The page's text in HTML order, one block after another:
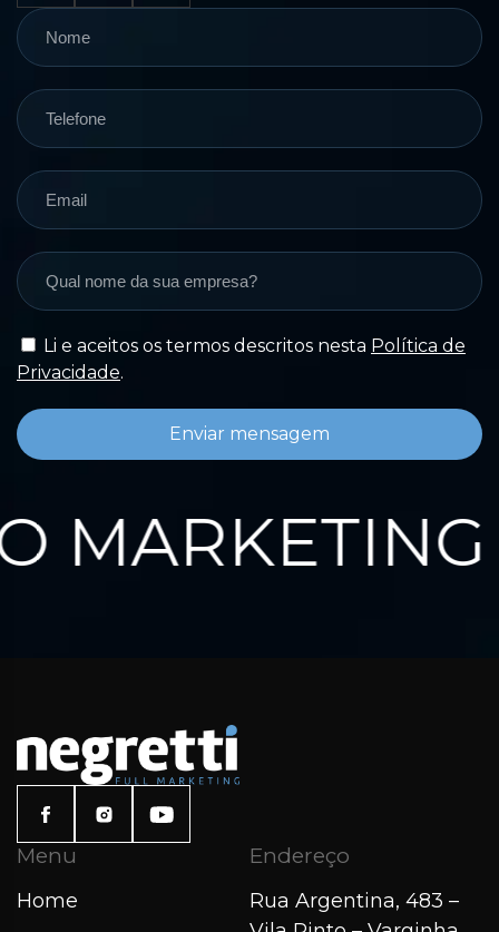
Li e aceitos os termos descritos nesta Política de
Privacidade.
Enviar mensagem
MARKETING
Menu
Home
Endereço
Rua Argentina, 483 –